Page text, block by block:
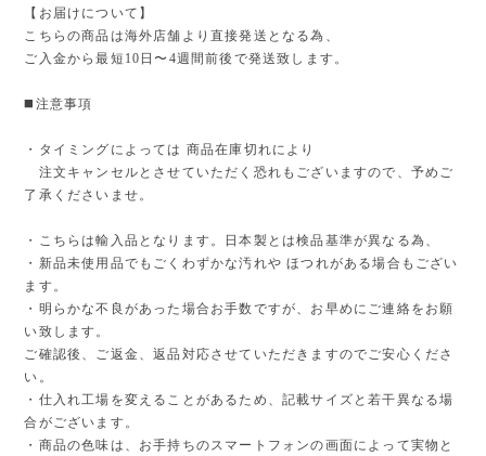
【お届けについて】
こちらの商品は海外店舗より直接発送となる為、
ご入金から最短10日〜4週間前後で発送致します。
◼️注意事項
・タイミングによっては 商品在庫切れにより
注文キャンセルとさせていただく恐れもございますので、予めご
了承くださいませ。
・こちらは輸入品となります。日本製とは検品基準が異なる為、
・新品未使用品でもごくわずかな汚れや ほつれがある場合もござい
ます。
・明らかな不良があった場合お手数ですが、お早めにご連絡をお願
い致します。
ご確認後、ご返金、返品対応させていただきますのでご安心くださ
い。
・仕入れ工場を変えることがあるため、記載サイズと若干異なる場
合がございます。
・商品の色味は、お手持ちのスマートフォンの画面によって実物と